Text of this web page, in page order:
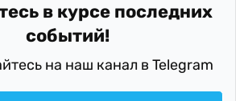
в курсе последних
событий!
на наш канал в Telegram